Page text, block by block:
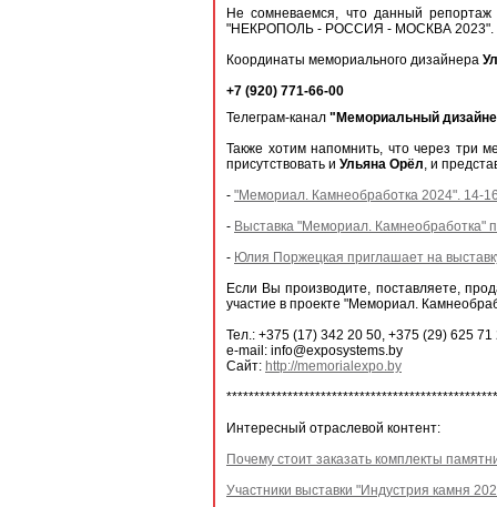
Не сомневаемся, что данный
"НЕКРОПОЛЬ - РОССИЯ - МОСКВА 2023".
Координаты мемориального дизайнера
+7 (920) 771-66-00
Телеграм-канал "Мемориальный
Также хотим напомнить, что через три
присутствовать и Ульяна Орёл, и
- "Мемориал. Камнеобработка 2024". 14-
- Выставка "Мемориал. Камнеобработка"
- Юлия Поржецкая приглашает на
Если Вы производите, поставляете,
участие в проекте "Мемориал.
Тел.: +375 (17) 342 20 50, +375 (29) 625 71
e-mail: info@exposystems.by
Сайт: http://memorialexpo.by
Интересный отраслевой контент:
Почему стоит заказать комплекты
Участники выставки "Индустрия камня